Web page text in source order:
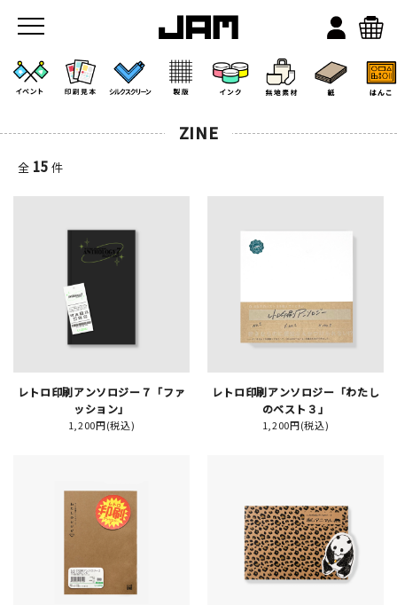
JAMのこと
シルクスクリーン
ZINE
全 15 件
レトロ印刷アンソロジー７「ファ
ッション」
1,200円(税込)
レトロ印刷アンソロジー「わたし
のベスト３」
1,200円(税込)